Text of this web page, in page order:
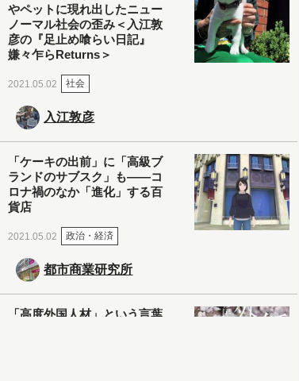
やペットに現れ出したニュー
ノーマル社会の歪み＜入江敦
彦の『足止め喰らい日記』
嫌々乍らReturns＞
2021.05.02 社会
入江敦彦
「ケーキの出前」に「高級ブ
ランドのサブスク」も――コ
ロナ禍のなか「進化」する百
貨店
2021.05.02 政治・経済
都市商業研究所
「高度外国人材」という言葉